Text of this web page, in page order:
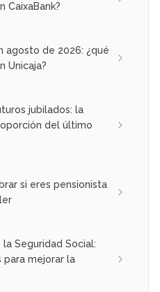
CaixaBank?
agosto de 2026: ¿qué
Unicaja?
jubilados: la
del último
si eres pensionista
Seguridad Social:
para mejorar la